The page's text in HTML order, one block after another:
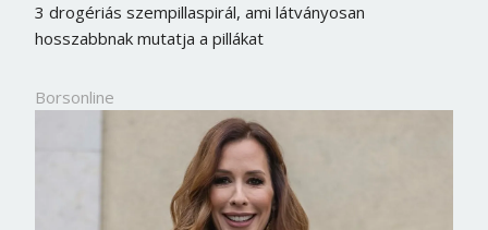
3 drogériás szempillaspirál, ami látványosan
hosszabbnak mutatja a pillákat
Borsonline